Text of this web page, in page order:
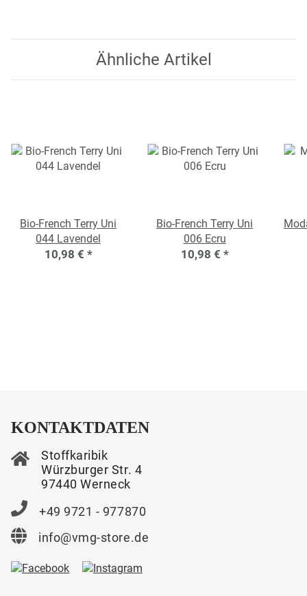
Ähnliche Artikel
Bio-French Terry Uni
044 Lavendel
10,98 € *
Bio-French Terry Uni
006 Ecru
10,98 € *
KONTAKTDATEN
Stoffkaribik
Würzburger Str. 4
97440 Werneck
+49 9721 - 977870
info@vmg-store.de